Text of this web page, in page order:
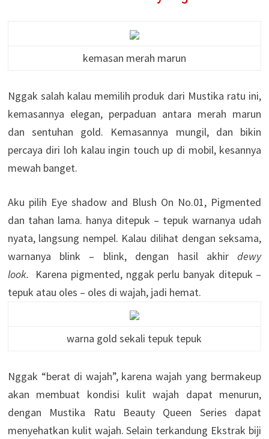
kemasan merah marun
Nggak salah kalau memilih produk dari Mustika ratu ini,
kemasannya elegan, perpaduan antara merah marun
dan sentuhan gold. Kemasannya mungil, dan bikin
percaya diri loh kalau ingin touch up di mobil, kesannya
mewah banget.
Aku pilih Eye shadow and Blush On No.01, Pigmented
dan tahan lama. hanya ditepuk – tepuk warnanya udah
nyata, langsung nempel. Kalau dilihat dengan seksama,
warnanya blink – blink, dengan hasil akhirdewy
look.
Karena pigmented, nggak perlu banyak ditepuk –
tepuk atau oles – oles di wajah, jadi hemat.
warna gold sekali tepuk tepuk
Nggak “berat di wajah”, karena wajah yang bermakeup
akan membuat kondisi kulit wajah dapat menurun,
dengan Mustika Ratu Beauty Queen Series dapat
menyehatkan kulit wajah. Selain terkandung Ekstrak biji